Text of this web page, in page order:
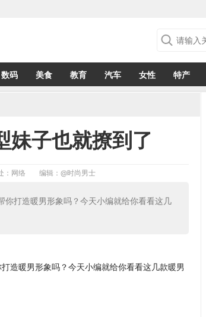
数码 美食 教育 汽车 女性 特产
妹子也就撩到了
：网络 编辑： @时尚男士
打造暖男形象吗？今天小编就给你看看这几
造暖男形象吗？今天小编就给你看看这几款暖男